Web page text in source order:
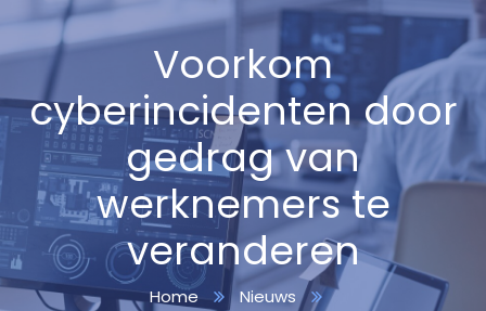
Voorkom
cyberincidenten door
gedrag van
werknemers te
veranderen
Home
Nieuws